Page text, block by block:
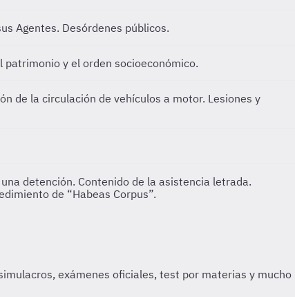
Agentes. Desórdenes públicos.
y el orden socioeconómico.
de la circulación de vehículos a motor. Lesiones y
detención. Contenido de la asistencia letrada.
de “Habeas Corpus”.